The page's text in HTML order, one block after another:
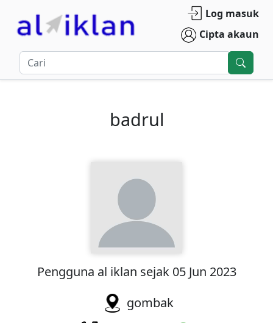
Log masuk
Cipta akaun
badrul
Pengguna al iklan sejak 05 Jun 2023
gombak